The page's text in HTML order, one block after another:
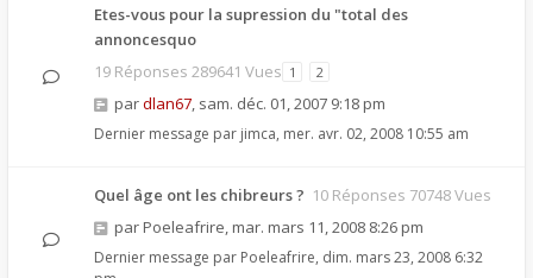
Etes-vous pour la supression du "total des
annoncesquo
19 Réponses 289641 Vues 1 2
pardlan67, sam. déc. 01, 2007 9:18 pm
Dernier message par jimca, mer. avr. 02, 2008 10:55 am
Quel âge ont les chibreurs ? 10 Réponses 70748 Vues
par Poeleafrire, mar. mars 11, 2008 8:26 pm
Dernier message par Poeleafrire, dim. mars 23, 2008 6:32